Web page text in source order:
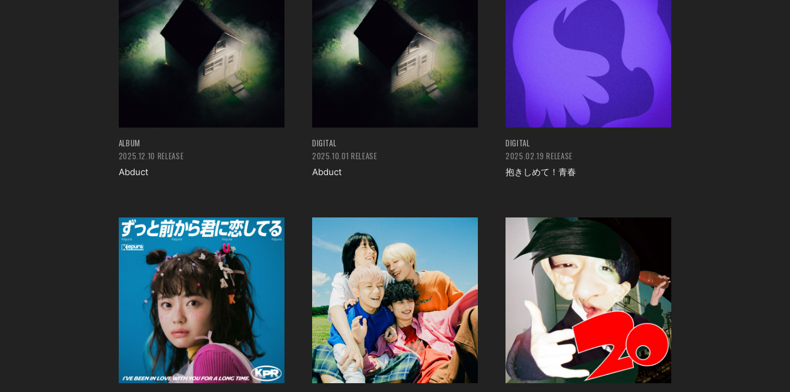
ALBUM
2025.12.10 RELEASE
Abduct
DIGITAL
2025.10.01 RELEASE
Abduct
DIGITAL
2025.02.19 RELEASE
抱きしめて！青春